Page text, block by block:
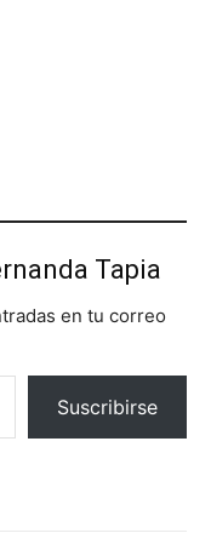
Tapia
en tu correo
Suscribirse